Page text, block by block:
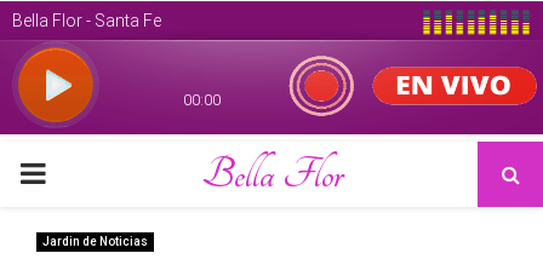
PRIMARY
MENU
Bella Flor
Jardin de Noticias